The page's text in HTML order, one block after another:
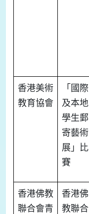
香港美術
教育協會
「國際
及本地
學生郵
寄藝術
展」比
賽
香港佛教
聯合會青
香港佛
教聯合